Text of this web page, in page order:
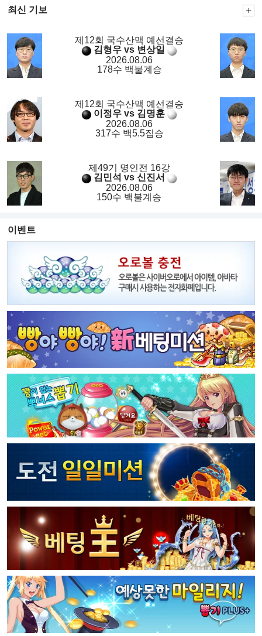
최신 기보
제12회 국수산맥 예선결승
김형우 vs 변상일
2026.08.06
178수 백불계승
제12회 국수산맥 예선결승
이정우 vs 김명훈
2026.08.06
317수 백5.5집승
제49기 명인전 16강
김민석 vs 신진서
2026.08.06
150수 백불계승
이벤트